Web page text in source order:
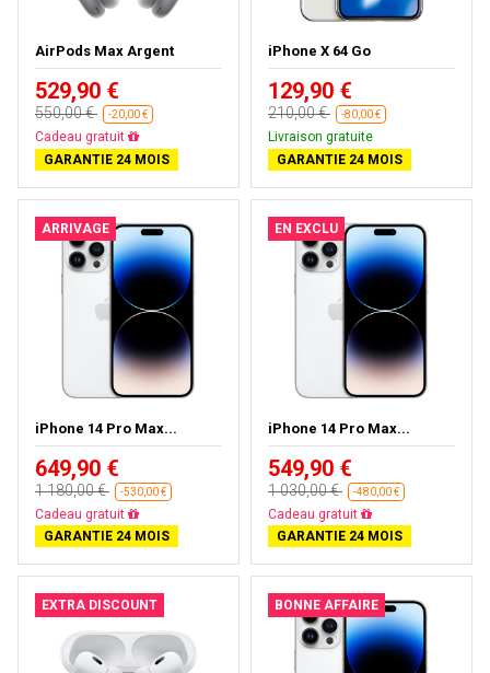
AirPods Max Argent
529,90 €
550,00 € -20,00 €
Presque épuisé
GARANTIE 24 MOIS
iPhone X 64 Go
129,90 €
210,00 € -80,00 €
Livraison gratuite
GARANTIE 24 MOIS
ARRIVAGE
iPhone 14 Pro Max...
649,90 €
1 180,00 € -530,00 €
Livraison gratuite
GARANTIE 24 MOIS
EN EXCLU
iPhone 14 Pro Max...
549,90 €
1 030,00 € -480,00 €
Livraison gratuite
GARANTIE 24 MOIS
EXTRA DISCOUNT BONNE AFFAIRE